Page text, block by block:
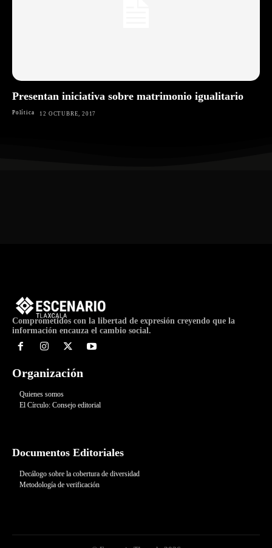
Presentan iniciativa sobre matrimonio igualitario
Política 12 OCTUBRE, 2017
Comprometidos con la libertad de expresión creyendo que la
información encauza el cambio social.
Organización
Quienes somos
El Círculo: Consejo editorial
Documentos Editoriales
Decálogo sobre la cobertura de diversidad
Metodología de verificación